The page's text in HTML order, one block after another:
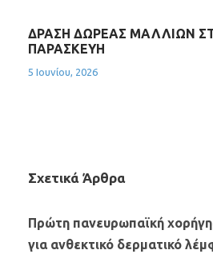
ΔΡΑΣΗ ΔΩΡΕΑΣ ΜΑΛΛΙΩΝ
ΠΑΡΑΣΚΕΥΗ
5 Ιουνίου, 2026
Σχετικά Άρθρα
Πρώτη πανευρωπαϊκή
για ανθεκτικό δερματικό